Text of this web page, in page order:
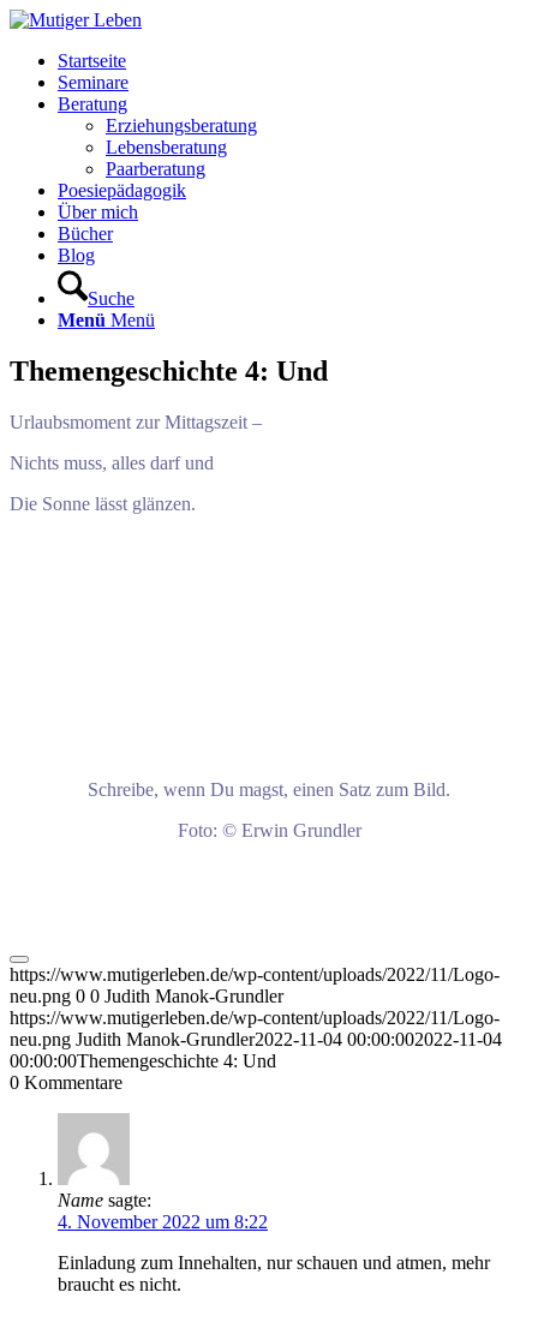
Startseite
Seminare
Beratung
Erziehungsberatung
Lebensberatung
Paarberatung
Poesiepädagogik
Über mich
Bücher
Blog
Suche
Menü Menü
Themengeschichte 4: Und
Urlaubsmoment zur Mittagszeit –
Nichts muss, alles darf und
Die Sonne lässt glänzen.
Schreibe, wenn Du magst, einen Satz zum Bild.
Foto: © Erwin Grundler
https://www.mutigerleben.de/wp-content/uploads/2022/11/Logo-
neu.png 0 0 Judith Manok-Grundler
https://www.mutigerleben.de/wp-content/uploads/2022/11/Logo-
neu.png Judith Manok-Grundler2022-11-04 00:00:002022-11-04
00:00:00Themengeschichte 4: Und
0 Kommentare
Name sagte:
4. November 2022 um 8:22
Einladung zum Innehalten, nur schauen und atmen, mehr
braucht es nicht.